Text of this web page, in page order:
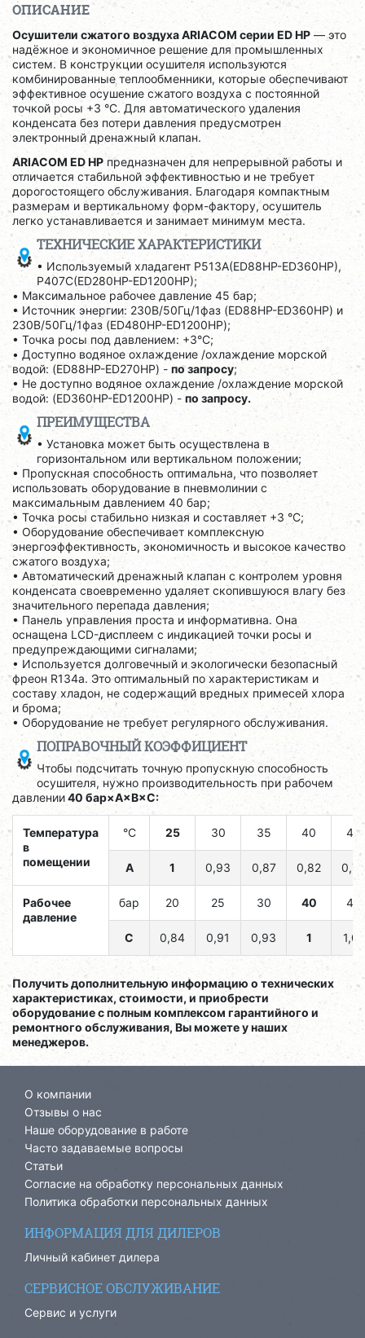
ОПИСАНИЕ
Осушители сжатого воздуха ARIACOM серии ED HP — это
надёжное и экономичное решение для промышленных
систем. В конструкции осушителя используются
комбинированные теплообменники, которые обеспечивают
эффективное осушение сжатого воздуха с постоянной
точкой росы +3 °C. Для автоматического удаления
конденсата без потери давления предусмотрен
электронный дренажный клапан.
ARIACOM ED HPпредназначен для непрерывной работы и
отличается стабильной эффективностью и не требует
дорогостоящего обслуживания. Благодаря компактным
размерам и вертикальному форм-фактору, осушитель
легко устанавливается и занимает минимум места.
ТЕХНИЧЕСКИЕ ХАРАКТЕРИСТИКИ
• Используемый хладагент P513A(ED88HP-ED360HP),
P407C(ED280HP-ED1200HP);
• Максимальное рабочее давление 45 бар;
• Источник энергии: 230В/50Гц/1фаз (ED88HP-ED360HP) и
230В/50Гц/1фаз (ED480HP-ED1200HP);
• Точка росы под давлением: +3°C;
• Доступно водяное охлаждение /охлаждение морской
водой: (ED88HP-ED270HP) - по запросу;
• Не доступно водяное охлаждение /охлаждение морской
водой: (ED360HP-ED1200HP) - по запросу.
ПРЕИМУЩЕСТВА
• Установка может быть осуществлена в
горизонтальном или вертикальном положении;
• Пропускная способность оптимальна, что позволяет
использовать оборудование в пневмолинии с
максимальным давлением 40 бар;
• Точка росы стабильно низкая и составляет +3 °С;
• Оборудование обеспечивает комплексную
энергоэффективность, экономичность и высокое качество
сжатого воздуха;
• Автоматический дренажный клапан с контролем уровня
конденсата своевременно удаляет скопившуюся влагу без
значительного перепада давления;
• Панель управления проста и информативна. Она
оснащена LCD-дисплеем с индикацией точки росы и
предупреждающими сигналами;
• Используется долговечный и экологически безопасный
фреон R134a. Это оптимальный по характеристикам и
составу хладон, не содержащий вредных примесей хлора
и брома;
• Оборудование не требует регулярного обслуживания.
ПОПРАВОЧНЫЙ КОЭФФИЦИЕНТ
Чтобы подсчитать точную пропускную способность
осушителя, нужно производительность при рабочем
давлении40 бар×A×B×C:
Температура
в
помещении
°C 25 30 35 40 45
A 1 0,93 0,87 0,82 0,79
Рабочее
давление
бар 20 25 30 40 45
C 0,84 0,91 0,93 1 1,02
Получить дополнительную информацию о технических
характеристиках, стоимости, и приобрести
оборудование с полным комплексом гарантийного и
ремонтного обслуживания, Вы можете у наших
менеджеров.
О компании
Отзывы о нас
Наше оборудование в работе
Часто задаваемые вопросы
Статьи
Согласие на обработку персональных данных
Политика обработки персональных данных
ИНФОРМАЦИЯ ДЛЯ ДИЛЕРОВ
Личный кабинет дилера
СЕРВИСНОЕ ОБСЛУЖИВАНИЕ
Сервис и услуги